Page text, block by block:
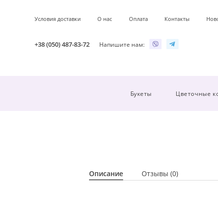
Условия доставки О нас Оплата Контакты
+38 (050) 487-83-72 Напишите нам:
Букеты Цветочные
Описание Отзывы (0)